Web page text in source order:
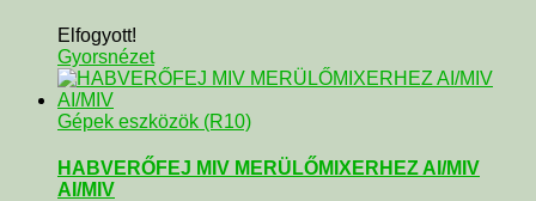
Elfogyott!
Gyorsnézet
Gépek eszközök (R10)
HABVERŐFEJ MIV MERÜLŐMIXERHEZ AI/MIV
AI/MIV